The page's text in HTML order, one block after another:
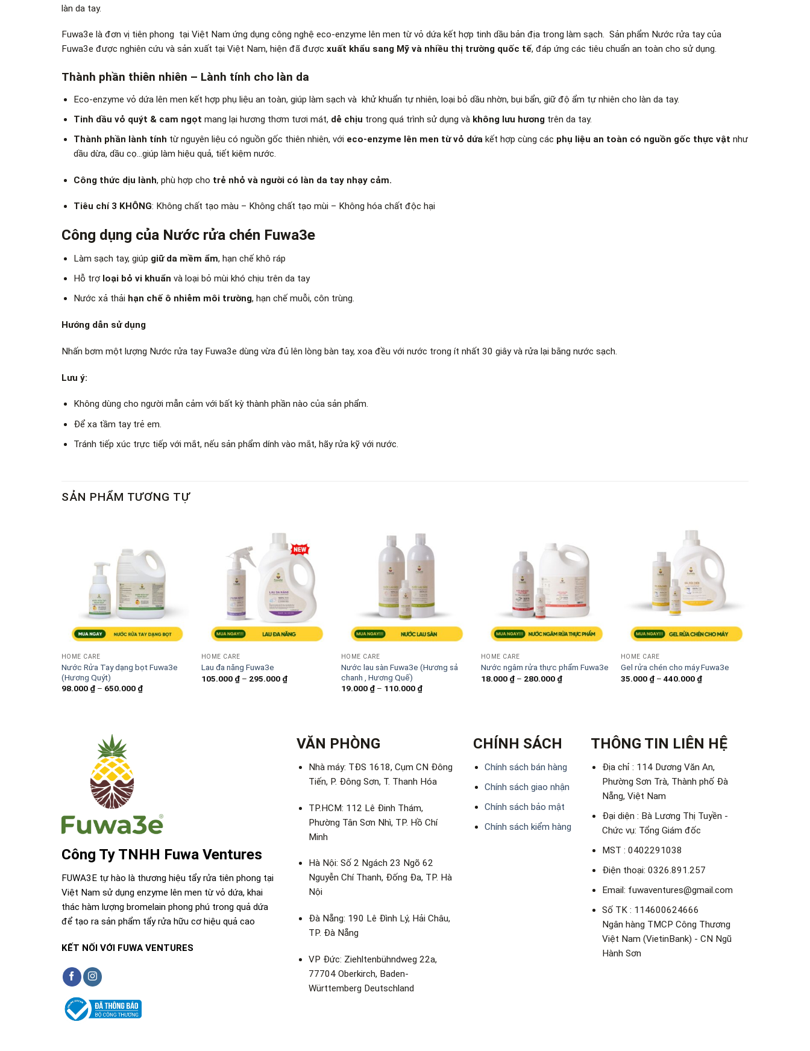
làn da tay.
Fuwa3e là đơn vị tiên phong tại Việt Nam ứng dụng công nghệ eco-enzyme lên men từ vỏ dứa kết hợp tinh dầu bản địa trong làm sạch. Sản phẩm Nước rửa tay của
Fuwa3e được nghiên cứu và sản xuất tại Việt Nam, hiện đã được xuất khẩu sang Mỹ và nhiều thị trường quốc tế, đáp ứng các tiêu chuẩn an toàn cho sử dụng.
Thành phần thiên nhiên – Lành tính cho làn da
Eco-enzyme vỏ dứa lên men kết hợp phụ liệu an toàn, giúp làm sạch và khử khuẩn tự nhiên, loại bỏ dầu nhờn, bụi bẩn, giữ độ ẩm tự nhiên cho làn da tay.
Tinh dầu vỏ quýt & cam ngọt mang lại hương thơm tươi mát, dễ chịu trong quá trình sử dụng và không lưu hươngtrên da tay.
Thành phần lành tính từ nguyên liệu có nguồn gốc thiên nhiên, với eco-enzyme lên men từ vỏ dứakết hợp cùng các phụ liệu an toàn có nguồn gốc thực vật như
dầu dừa, dầu cọ…giúp làm hiệu quả, tiết kiệm nước.
Công thức dịu lành, phù hợp cho trẻ nhỏ và người có làn da tay nhạy cảm.
Tiêu chí 3 KHÔNG: Không chất tạo màu – Không chất tạo mùi – Không hóa chất độc hại
Công dụng của Nước rửa chén Fuwa3e
Làm sạch tay, giúp giữ da mềm ẩm, hạn chế khô ráp
Hỗ trợ loại bỏ vi khuẩn và loại bỏ mùi khó chịu trên da tay
Nước xả thải hạn chế ô nhiễm môi trường, hạn chế muỗi, côn trùng.
Hướng dẫn sử dụng
Nhấn bơm một lượng Nước rửa tay Fuwa3e dùng vừa đủ lên lòng bàn tay, xoa đều với nước trong ít nhất 30 giây và rửa lại bằng nước sạch.
Lưu ý:
Không dùng cho người mẫn cảm với bất kỳ thành phần nào của sản phẩm.
Để xa tầm tay trẻ em.
Tránh tiếp xúc trực tiếp với mắt, nếu sản phẩm dính vào mắt, hãy rửa kỹ với nước.
SẢN PHẨM TƯƠNG TỰ
HOME CARE
Nước Rửa Tay dạng bọt Fuwa3e
(Hương Quýt)
98.000 ₫ – 650.000 ₫Khoảng
giá:
HOME CARE
Lau đa năng Fuwa3e
105.000 ₫ – 295.000 ₫Khoảng
giá:
HOME CARE
Nước lau sàn Fuwa3e (Hương sả
chanh , Hương Quế)
19.000 ₫ – 110.000 ₫Khoảng
giá:
HOME CARE
Nước ngâm rửa thực phẩm Fuwa3e
18.000 ₫ – 280.000 ₫Khoảng
giá:
HOME CARE
Gel rửa chén cho máy Fuwa3e
35.000 ₫ – 440.000 ₫Khoảng
giá:
Công Ty TNHH Fuwa Ventures
FUWA3E tự hào là thương hiệu tẩy rửa tiên phong tại
Việt Nam sử dụng enzyme lên men từ vỏ dứa, khai
thác hàm lượng bromelain phong phú trong quả dứa
để tạo ra sản phẩm tẩy rửa hữu cơ hiệu quả cao
KẾT NỐI VỚI FUWA VENTURES
VĂN PHÒNG
Nhà máy: TĐS 1618, Cụm CN Đông
Tiến, P. Đông Sơn, T. Thanh Hóa
TP.HCM: 112 Lê Đinh Thám,
Phường Tân Sơn Nhì, TP. Hồ Chí
Minh
Hà Nội: Số 2 Ngách 23 Ngõ 62
Nguyễn Chí Thanh, Đống Đa, TP. Hà
Nội
Đà Nẵng: 190 Lê Đình Lý, Hải Châu,
TP. Đà Nẵng
VP Đức: Ziehltenbühndweg 22a,
77704 Oberkirch, Baden-
Württemberg Deutschland
CHÍNH SÁCH
Chính sách bán hàng
Chính sách giao nhận
Chính sách bảo mật
Chính sách kiểm hàng
THÔNG TIN LIÊN HỆ
Địa chỉ : 114 Dương Văn An,
Phường Sơn Trà, Thành phố Đà
Nẵng, Việt Nam
Đại diện : Bà Lương Thị Tuyền -
Chức vụ: Tổng Giám đốc
MST : 0402291038
Điện thoại: 0326.891.257
Email: fuwaventures@gmail.com
Số TK : 114600624666
Ngân hàng TMCP Công Thương
Việt Nam (VietinBank) - CN Ngũ
Hành Sơn